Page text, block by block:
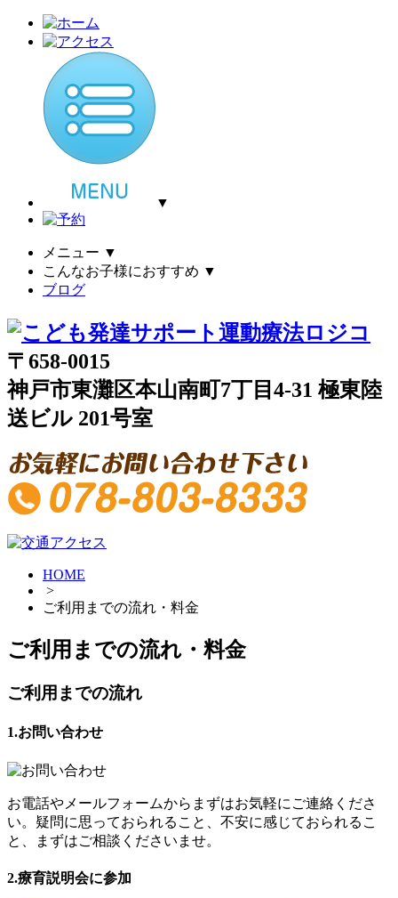
▼
メニュー ▼
こんなお子様におすすめ ▼
ブログ
〒658-0015
神戸市東灘区本山南町7丁目4-31 極東陸
送ビル 201号室
HOME
>
ご利用までの流れ・料金
ご利用までの流れ・料金
ご利用までの流れ
1.お問い合わせ
お電話やメールフォームからまずはお気軽にご連絡くださ
い。疑問に思っておられること、不安に感じておられるこ
と、まずはご相談くださいませ。
2.療育説明会に参加